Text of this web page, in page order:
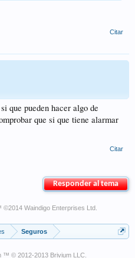
Citar
que pueden hacer algo de
que si que tiene alarmar
Citar
Responder al tema
©2014 Waindigo Enterprises Ltd
Seguros
™ © 2012-2013 Brivium LLC.